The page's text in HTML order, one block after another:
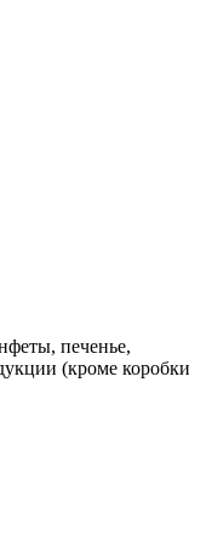
печенье,
(кроме коробки